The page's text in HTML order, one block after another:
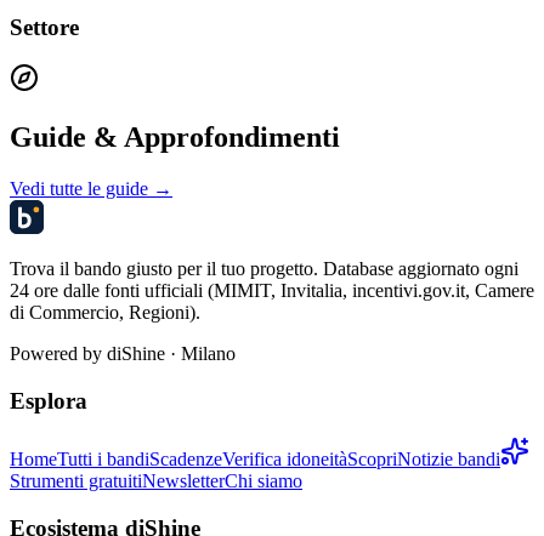
Settore
Guide & Approfondimenti
Vedi tutte le guide →
Trova il bando giusto per il tuo progetto. Database aggiornato ogni
24 ore dalle fonti ufficiali (MIMIT, Invitalia, incentivi.gov.it, Camere
di Commercio, Regioni).
Powered by diShine · Milano
Esplora
HomeTutti i bandiScadenzeVerifica idoneitàScopriNotizie bandi
Strumenti gratuitiNewsletterChi siamo
Ecosistema diShine